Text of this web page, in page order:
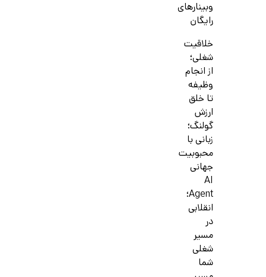
وبینارهای
رایگان
خلاقیت
شغلی؛
از انجام
وظیفه
تا خلق
ارزش
گولنگ؛
زبانی با
محبوبیت
جهانی
AI
Agent؛
انقلابی
در
مسیر
شغلی
شما